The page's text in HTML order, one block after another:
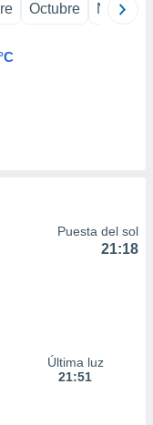
Octubre
Puesta del sol
21:18
Última luz
21:51